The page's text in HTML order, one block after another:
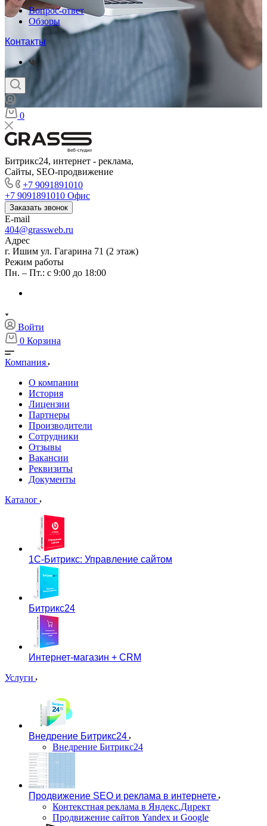
Вопрос-ответ
Обзоры
Контакты
0
Веб-студия
Битрикс24, интернет - реклама,
Сайты, SEO-продвижение
+7 9091891010
+7 9091891010 Офис
Заказать звонок
E-mail
404@grassweb.ru
Адрес
г. Ишим ул. Гагарина 71 (2 этаж)
Режим работы
Пн. – Пт.: с 9:00 до 18:00
Войти
0 Корзина
Компания
О компании
История
Лицензии
Партнеры
Производители
Сотрудники
Отзывы
Вакансии
Реквизиты
Документы
Каталог
1С-Битрикс: Управление сайтом
Битрикс24
Интернет-магазин + CRM
Услуги
Внедрение Битрикс24
Внедрение Битрикс24
Продвижение SEO и реклама в интернете
Контекстная реклама в Яндекс.Директ
Продвижение сайтов Yandex и Google